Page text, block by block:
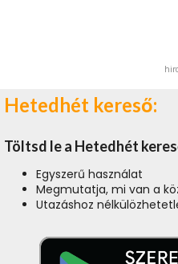
Hetedhét kereső:
Töltsd le a Hetedhét
Egyszerű használat
Megmutatja, mi van a
Utazáshoz